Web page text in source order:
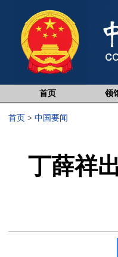
首页 领
首页 > 中国要闻
丁薛祥